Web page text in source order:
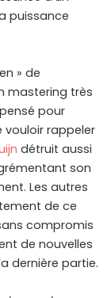
puissance
» de
mastering très
pour
vouloir rappeler
détruit aussi
son
Les autres
de ce
compromis
de nouvelles
dernière partie.